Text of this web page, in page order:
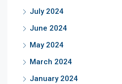
July 2024
June 2024
May 2024
March 2024
January 2024